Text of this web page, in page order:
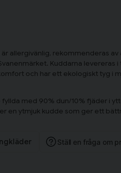
allergivänlig, rekommenderas av
Kuddarna levereras
och har ett ekologiskt tyg i
med 90% dun/10% fjäder i
en ytmjuk kudde som ger ett
Ställ en fråga om